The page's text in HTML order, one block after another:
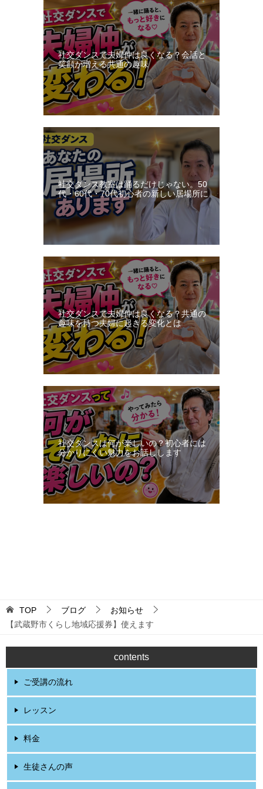
社交ダンスで夫婦仲は良くなる？会話と
笑顔が増える共通の趣味
社交ダンス教室は踊るだけじゃない。50
代・60代・70代初心者の新しい居場所に
社交ダンスで夫婦仲は良くなる？共通の
趣味を持つ夫婦に起きる変化とは
社交ダンスは何が楽しいの？初心者には
分かりにくい魅力をお話しします
TOP ブログ
お知らせ
【武蔵野市くらし地域応援券】使えます
contents
ご受講の流れ
レッスン
料金
生徒さんの声